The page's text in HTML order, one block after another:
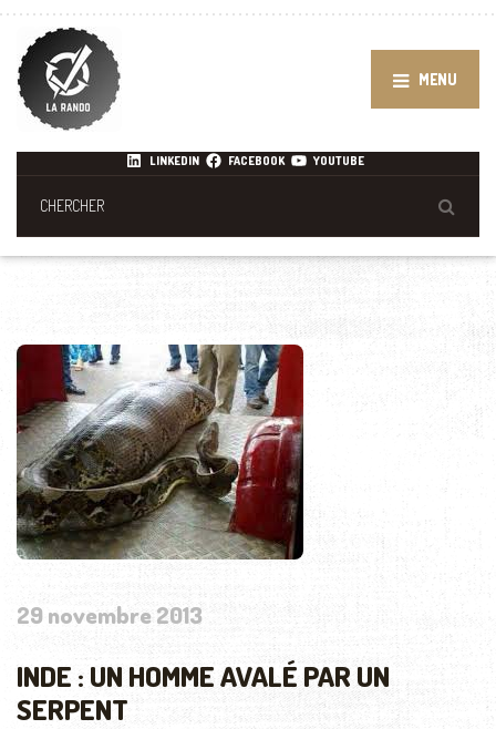
MENU
LINKEDIN FACEBOOK YOUTUBE
29 novembre 2013
INDE : UN HOMME AVALÉ PAR UN
SERPENT